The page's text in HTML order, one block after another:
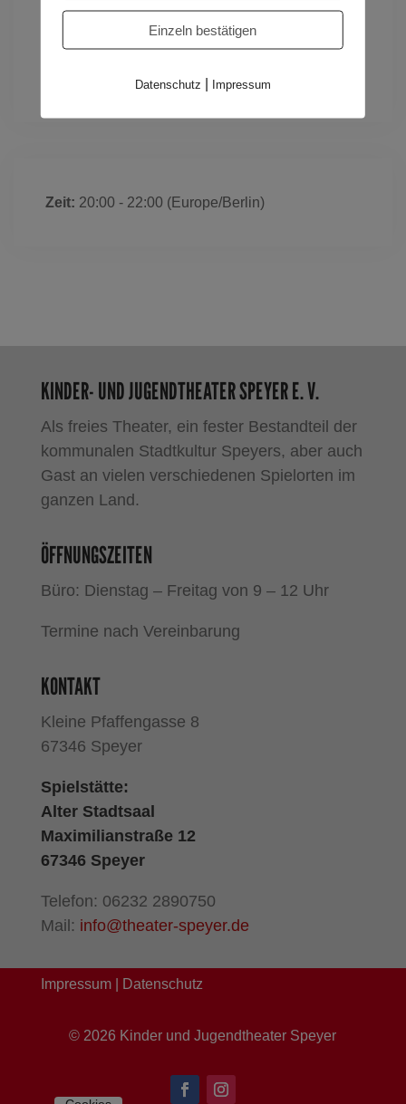
Tags
ABENDVORSTELLUNG ERWACHSENE
Zeit: 20:00 - 22:00 (Europe/Berlin)
KINDER- UND JUGENDTHEATER SPEYER E. V.
Als freies Theater, ein fester Bestandteil der
kommunalen Stadtkultur Speyers, aber auch
Gast an vielen verschiedenen Spielorten im
ganzen Land.
ÖFFNUNGSZEITEN
Büro: Dienstag – Freitag von 9 – 12 Uhr
Termine nach Vereinbarung
KONTAKT
Kleine Pfaffengasse 8
67346 Speyer
Spielstätte:
Alter Stadtsaal
Maximilianstraße 12
67346 Speyer
Telefon: 06232 2890750
Mail: info@theater-speyer.de
Impressum| Datenschutz
©2026 Kinder und Jugendtheater Speyer
Einzeln bestätigen
Datenschutz Impressum